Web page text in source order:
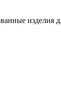
изделия